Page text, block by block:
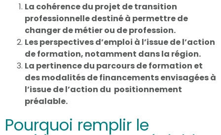
La cohérence du projet de transition
professionnelle destiné à permettre de
changer de métier ou de profession.
Les perspectives d’emploi à l’issue de l’action
de formation, notamment dans la région.
La pertinence du parcours de formation et
des modalités de financements envisagées à
l’issue de l’action du positionnement
préalable.
Pourquoi remplir le